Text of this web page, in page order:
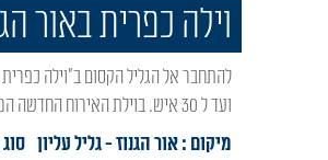
וילה כפרית באור
להתחבר אל הגליל הקסום ב"וילה כפרית שבאור הגנוז", הוילה החדשה המתאימה לזוגות , משפחות
ועד ל 30 איש. בוילת האירוח החדשה המעוצבת בסגנון גלילי.
מיקום : אור הגנוז- גליל עליון